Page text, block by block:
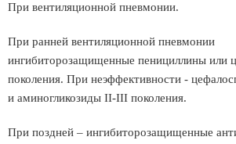
При вентиляционной пневмонии.
При ранней вентиляционной пневмонии
ингибиторозащищенные пенициллины или
поколения. При неэффективности -
и аминогликозиды II-III поколения.
При поздней – ингибиторозащищенные